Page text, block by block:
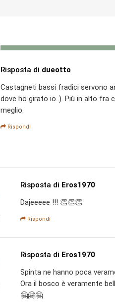
Risposta di dueotto
Castagneti bassi fradici servono
dove ho girato io..). Più in alto fra
meglio.
Rispondi
Risposta di Eros1970
Dajeeeee !!! 👏👏👏
Rispondi
Risposta di Eros1970
Spinta ne hanno poca
Ora il bosco è veramente
🤗🤗🤗